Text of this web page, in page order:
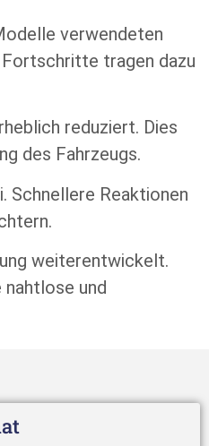
verwendeten
Fortschritte tragen dazu
reduziert. Dies
des Fahrzeugs.
Schnellere Reaktionen
weiterentwickelt.
und